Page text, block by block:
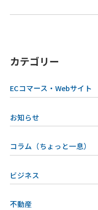
カテゴリー
ECコマース・Webサイト
お知らせ
コラム（ちょっと一息）
ビジネス
不動産